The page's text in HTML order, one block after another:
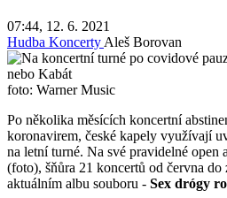
07:44, 12. 6. 2021
Hudba KoncertyAleš Borovan
foto: Warner Music
Po několika měsících koncertní
koronavirem, české kapely využívají
na letní turné. Na své pravidelné open
(foto), šňůra 21 koncertů od června
aktuálním albu souboru - Sex drógy